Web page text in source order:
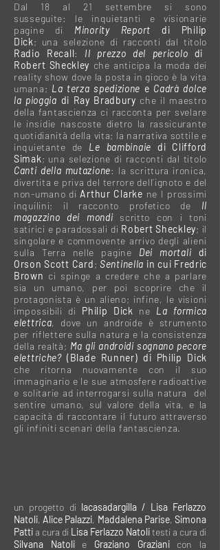
Dal 18 al 21 settembre si sono
susseguite:
le inquietanti e visionarie
pagine di Minority Report di Philip
Dick; una selezione di racconti dal titolo
Radio Recall: Il prezzo del pericolo di
Robert Sheckley che anticipa la moda dei
reality show dove la posta in gioco è la vita
umana; La terza spedizione e Cadrà dolce
la pioggia di Ray Bradbury che il maestro
della fantascienza ci racconta per svelare
le insidie nascoste dietro la rassicurante
quotidianità della vita; la narrativa sottile e
inquietante de
Le bambinaie di Clifford
Simak; una selezione di racconti dal titolo
Canti della mutazione: la scrittura ironica,
divertita e priva del terrore dell’ignoto e del
non-umano di Arthur Clarke ne I prossimi
inquilini; il racconto profetico de Il
magazzino dei mondiscritto con i toni
satirici e paradossali di Robert Sheckley; il
singolare e commovente arrivo degli alieni
sulla Terra nelle pagine Dei mortalidi
Orson Scott Card;Sentinella in cui Fredric
Brown ci spinge a credere che a parlare
sia un umano, per poi scoprire che il
protagonista è un alieno; infine, le visioni
impossibili di Philip Dick ne La formica
elettrica, dove un androide è strumento
per riflettere sulla natura e la consistenza
della realtà; Ma gli androidi sognano pecore
elettriche?(Blade Runner) di Philip Dick
che ritorna nuovamente con il suo
immaginario e le sue atmosfere radioattive
e solitarie ad interrogarsi sulla natura del
sentire umano, sul valore della vita, e la
capacità di raccontare il futuro attraverso
gli infiniti scenari della fantascienza.
un progetto di lacasadargilla / Lisa Ferlazzo
Natoli, Alice Palazzi, Maddalena Parise,Simona
Pattia cura di Lisa Ferlazzo Natolitesti a cura di
Silvana Natolie Graziano Grazianicon la